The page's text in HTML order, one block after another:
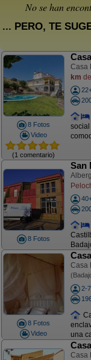
No se han
... PERO, TE
8 Fotos
Video
(1 comentario)
Casa
km
8 Fotos
San
8 Fotos
Video
Casa
2-
una
Casa